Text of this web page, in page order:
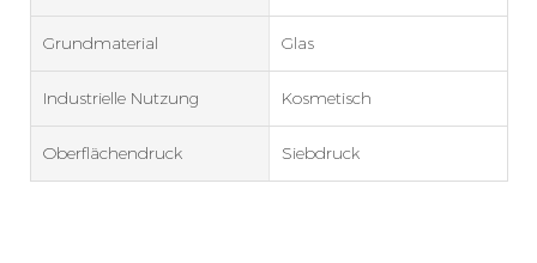
Grundmaterial Glas
Industrielle Nutzung Kosmetisch
Oberflächendruck Siebdruck